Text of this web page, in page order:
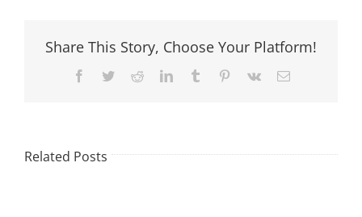
Share This Story, Choose Your Platform!
Facebook
TwitterRedditLinkedInTumblr Pinterest
Vk Email
Related Posts